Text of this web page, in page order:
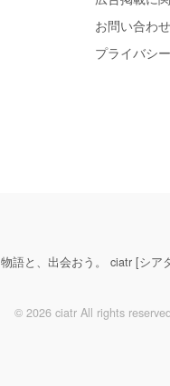
お問い合わせ
プライバシ
物語と、出会おう。 ciatr [シア
© 2026 ciatr All rights reserved.